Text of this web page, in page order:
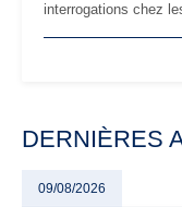
interrogations chez
facturation ou risque
DERNIÈRES
09/08/2026